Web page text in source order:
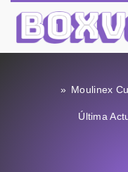
Moulinex
Última